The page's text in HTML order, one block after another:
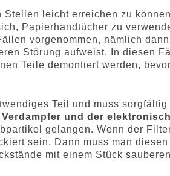
Stellen leicht erreichen zu
Papierhandtücher zu
vorgenommen, nämlich
Störung aufweist. In diesen
Teile demontiert werden,
Teil und muss
und der
gelangen. Wenn der
sein. Dann muss man
mit einem Stück